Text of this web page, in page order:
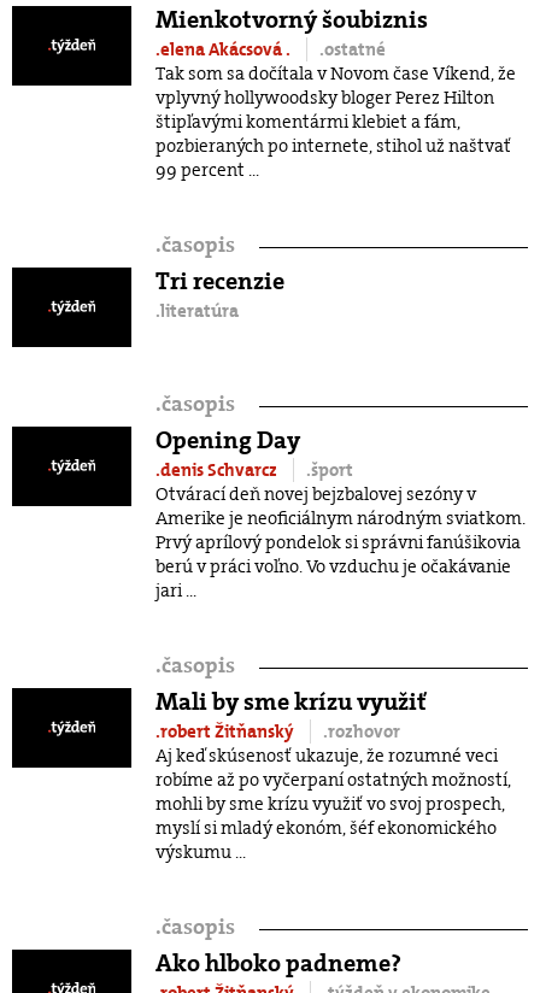
Mienkotvorný šoubiznis
.elena Akácsová.
.ostatné
Tak som sa dočítala v Novom čase Víkend, že
vplyvný hollywoodsky bloger Perez Hilton
štipľavými komentármi klebiet a fám,
pozbieraných po internete, stihol už naštvať
99 percent ...
.časopis
Tri recenzie
.literatúra
.časopis
Opening Day
.denis Schvarcz
.šport
Otvárací deň novej bejzbalovej sezóny v
Amerike je neoficiálnym národným sviatkom.
Prvý aprílový pondelok si správni fanúšikovia
berú v práci voľno. Vo vzduchu je očakávanie
jari ...
.časopis
Mali by sme krízu využiť
.robert Žitňanský
.rozhovor
Aj keď skúsenosť ukazuje, že rozumné veci
robíme až po vyčerpaní ostatných možností,
mohli by sme krízu využiť vo svoj prospech,
myslí si mladý ekonóm, šéf ekonomického
výskumu ...
.časopis
Ako hlboko padneme?